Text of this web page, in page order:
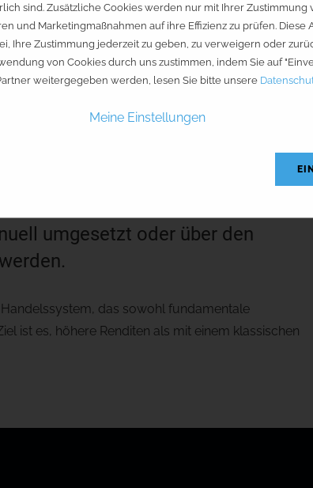
umgesetzt oder über den
das sowohl fundamentale
ist es, höhere Renditen als mit einem klassischen
sind. Zusätzliche Cookies werden nur mit Ihrer Zustimmung
und Marketingmaßnahmen auf ihre Effizienz zu prüfen. Diese
Ihre Zustimmung jederzeit zu geben, zu verweigern oder
von Cookies durch uns zustimmen, indem Sie auf
weitergegeben werden, lesen Sie bitte unsere
Meine Einstellungen